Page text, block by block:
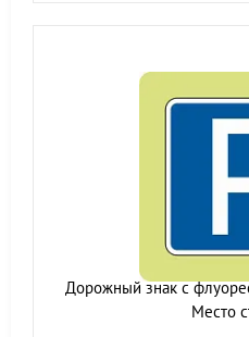
Дорожный знак с
Место